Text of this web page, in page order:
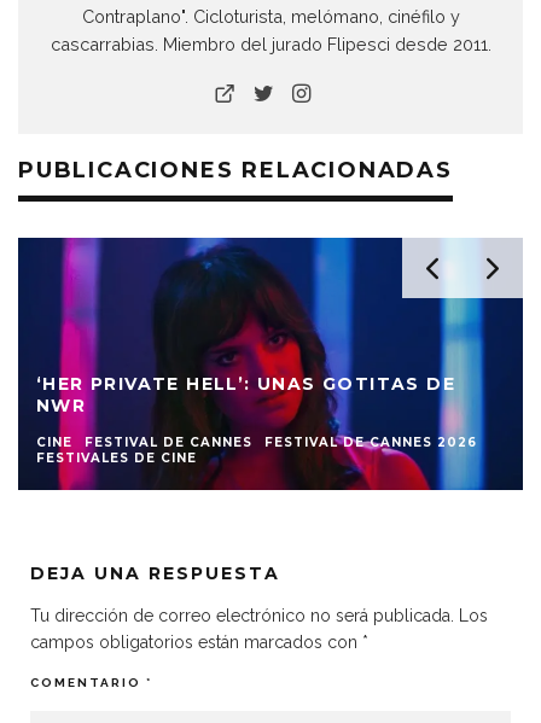
Contraplano". Cicloturista, melómano, cinéfilo y
cascarrabias. Miembro del jurado Flipesci desde 2011.
PUBLICACIONES RELACIONADAS
‘HER PRIVATE HELL’: UNAS GOTITAS DE
NWR
CINE FESTIVAL DE CANNES
FESTIVAL DE CANNES 2026
FESTIVALES DE CINE
DEJA UNA RESPUESTA
Tu dirección de correo electrónico no será publicada.
Los
campos obligatorios están marcados con *
COMENTARIO *